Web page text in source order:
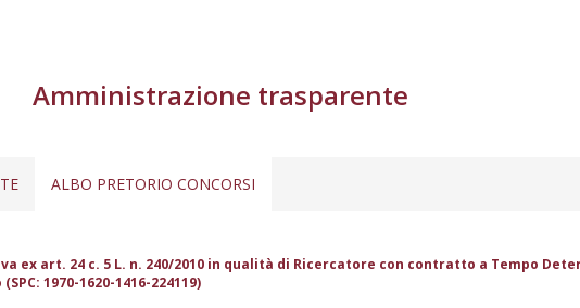
Amministrazione trasparente
ALBO PRETORIO CONCORSI
ex art. 24 c. 5 L. n. 240/2010 in qualità di Ricercatore con contratto a Tempo
1970-1620-1416-224119)